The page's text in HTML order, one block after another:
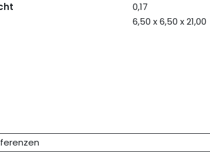
0,17
6,50 x 6,50 x 21,00